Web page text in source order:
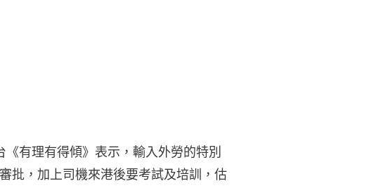
有理有得傾》表示，輸入外勞的特別
批，加上司機來港後要考試及培訓，估